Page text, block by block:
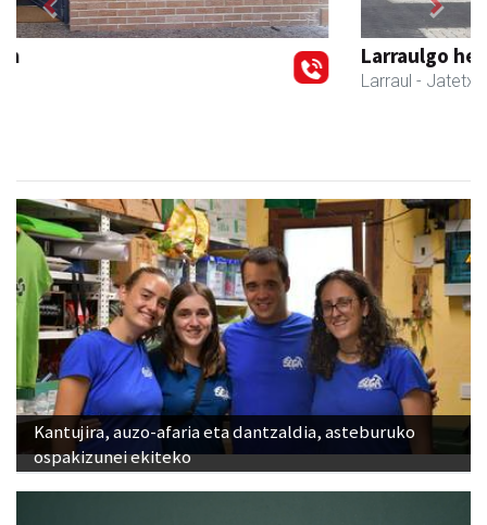
Larraulgo herri ostatua
Previous Next
Kantujira, auzo-afaria eta dantzaldia, asteburuko
ospakizunei ekiteko